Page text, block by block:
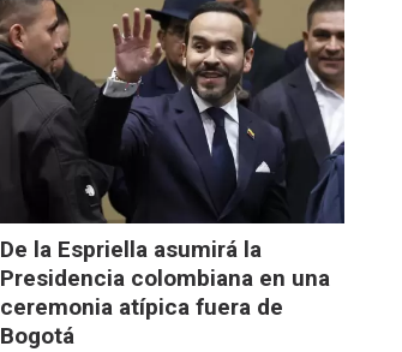
De la Espriella asumirá la
Presidencia colombiana en una
ceremonia atípica fuera de
Bogotá